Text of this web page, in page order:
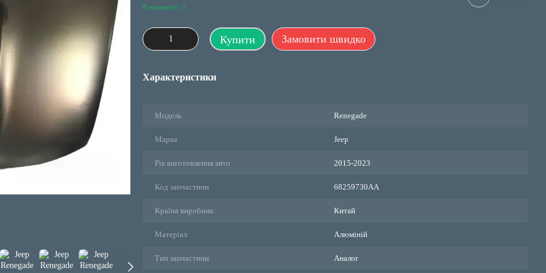
В наявності: 1
Купити Замовити швидко
Характеристики
Модель Renegade
Марка Jeep
Рік виготовлення авто 2015-2023
Код запчастини 68259730AA
Країна виробник Китай
Матеріал Алюміній
Тип запчастини Аналог